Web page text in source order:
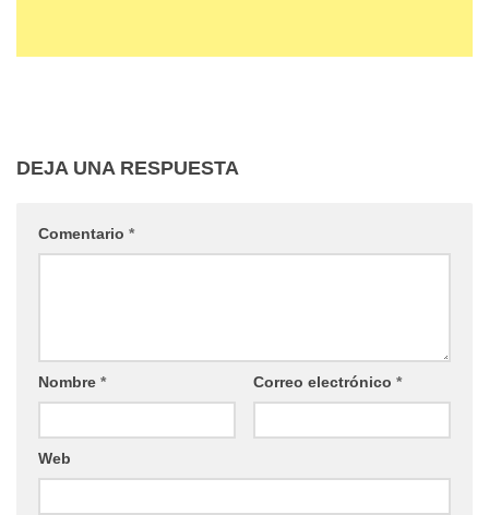
DEJA UNA RESPUESTA
Comentario *
Nombre * Correo electrónico *
Web